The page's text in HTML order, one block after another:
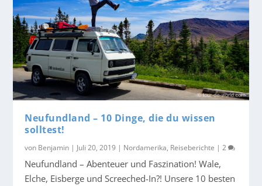
Neufundland – 10 Dinge, die du wissen
solltest!
von Benjamin | Juli 20, 2019 | Nordamerika, Reiseberichte |2
Neufundland – Abenteuer und Faszination! Wale,
Elche, Eisberge und Screeched-In?! Unsere 10 besten